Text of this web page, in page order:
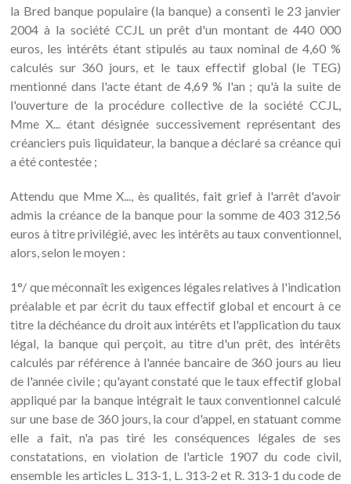
la Bred banque populaire (la banque) a consenti le 23 janvier
2004 à la société CCJL un prêt d'un montant de 440 000
euros, les intérêts étant stipulés au taux nominal de 4,60 %
calculés sur 360 jours, et le taux effectif global (le TEG)
mentionné dans l'acte étant de 4,69 % l'an ; qu'à la suite de
l'ouverture de la procédure collective de la société CCJL,
Mme X... étant désignée successivement représentant des
créanciers puis liquidateur, la banque a déclaré sa créance qui
a été contestée ;
Attendu que Mme X..., ès qualités, fait grief à l'arrêt d'avoir
admis la créance de la banque pour la somme de 403 312,56
euros à titre privilégié, avec les intérêts au taux conventionnel,
alors, selon le moyen :
1°/ que méconnaît les exigences légales relatives à l'indication
préalable et par écrit du taux effectif global et encourt à ce
titre la déchéance du droit aux intérêts et l'application du taux
légal, la banque qui perçoit, au titre d'un prêt, des intérêts
calculés par référence à l'année bancaire de 360 jours au lieu
de l'année civile ; qu'ayant constaté que le taux effectif global
appliqué par la banque intégrait le taux conventionnel calculé
sur une base de 360 jours, la cour d'appel, en statuant comme
elle a fait, n'a pas tiré les conséquences légales de ses
constatations, en violation de l'article 1907 du code civil,
ensemble les articles L. 313-1, L. 313-2 et R. 313-1 du code de